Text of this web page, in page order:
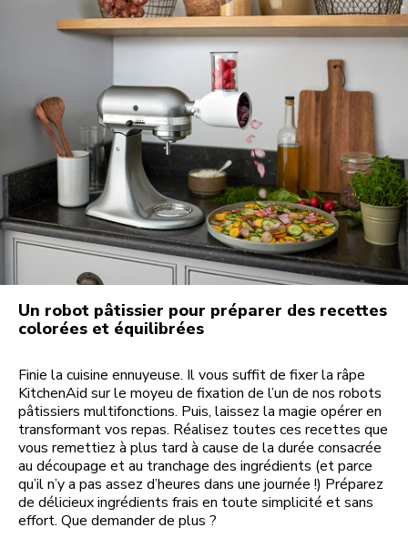
Un robot pâtissier pour préparer des recettes
colorées et équilibrées
Finie la cuisine ennuyeuse. Il vous suffit de fixer la râpe
KitchenAid sur le moyeu de fixation de l’un de nos robots
pâtissiers multifonctions. Puis, laissez la magie opérer en
transformant vos repas. Réalisez toutes ces recettes que
vous remettiez à plus tard à cause de la durée consacrée
au découpage et au tranchage des ingrédients (et parce
qu’il n’y a pas assez d’heures dans une journée !) Préparez
de délicieux ingrédients frais en toute simplicité et sans
effort. Que demander de plus ?